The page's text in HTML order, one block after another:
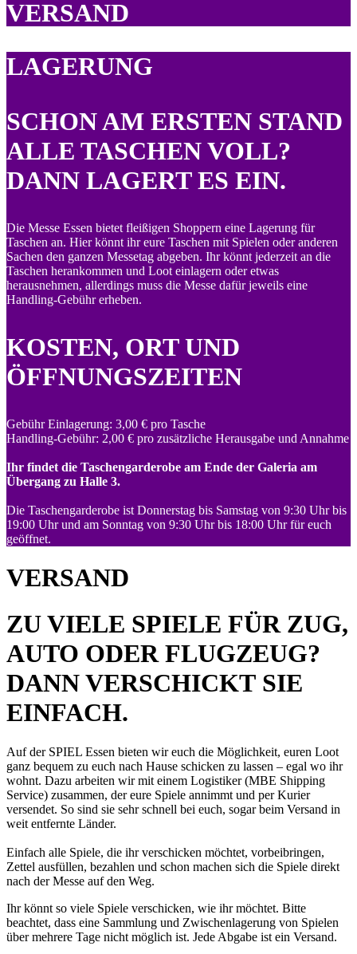
VERSAND
LAGERUNG
SCHON AM ERSTEN STAND
ALLE TASCHEN VOLL?
DANN LAGERT ES EIN.
Die Messe Essen bietet fleißigen Shoppern eine Lagerung für
Taschen an. Hier könnt ihr eure Taschen mit Spielen oder anderen
Sachen den ganzen Messetag abgeben. Ihr könnt jederzeit an die
Taschen herankommen und Loot einlagern oder etwas
herausnehmen, allerdings muss die Messe dafür jeweils eine
Handling-Gebühr erheben.
KOSTEN, ORT UND
ÖFFNUNGSZEITEN
Gebühr Einlagerung: 3,00 € pro Tasche
Handling-Gebühr: 2,00 € pro zusätzliche Herausgabe und Annahme
Ihr findet die Taschengarderobe am Ende der Galeria am
Übergang zu Halle 3.
Die Taschengarderobe ist Donnerstag bis Samstag von 9:30 Uhr bis
19:00 Uhr und am Sonntag von 9:30 Uhr bis 18:00 Uhr für euch
geöffnet.
VERSAND
ZU VIELE SPIELE FÜR ZUG,
AUTO ODER FLUGZEUG?
DANN VERSCHICKT SIE
EINFACH.
Auf der SPIEL Essen bieten wir euch die Möglichkeit, euren Loot
ganz bequem zu euch nach Hause schicken zu lassen – egal wo ihr
wohnt. Dazu arbeiten wir mit einem Logistiker (MBE Shipping
Service) zusammen, der eure Spiele annimmt und per Kurier
versendet. So sind sie sehr schnell bei euch, sogar beim Versand in
weit entfernte Länder.
Einfach alle Spiele, die ihr verschicken möchtet, vorbeibringen,
Zettel ausfüllen, bezahlen und schon machen sich die Spiele direkt
nach der Messe auf den Weg.
Ihr könnt so viele Spiele verschicken, wie ihr möchtet. Bitte
beachtet, dass eine Sammlung und Zwischenlagerung von Spielen
über mehrere Tage nicht möglich ist. Jede Abgabe ist ein Versand.